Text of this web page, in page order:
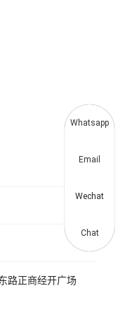
路正商经开广场
Whatsapp
Email
Wechat
Chat